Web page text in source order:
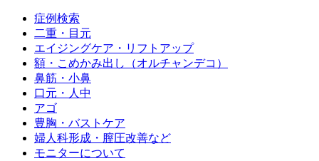
症例検索
二重・目元
エイジングケア・リフトアップ
額・こめかみ出し（オルチャンデコ）
鼻筋・小鼻
口元・人中
アゴ
豊胸・バストケア
婦人科形成・膣圧改善など
モニターについて